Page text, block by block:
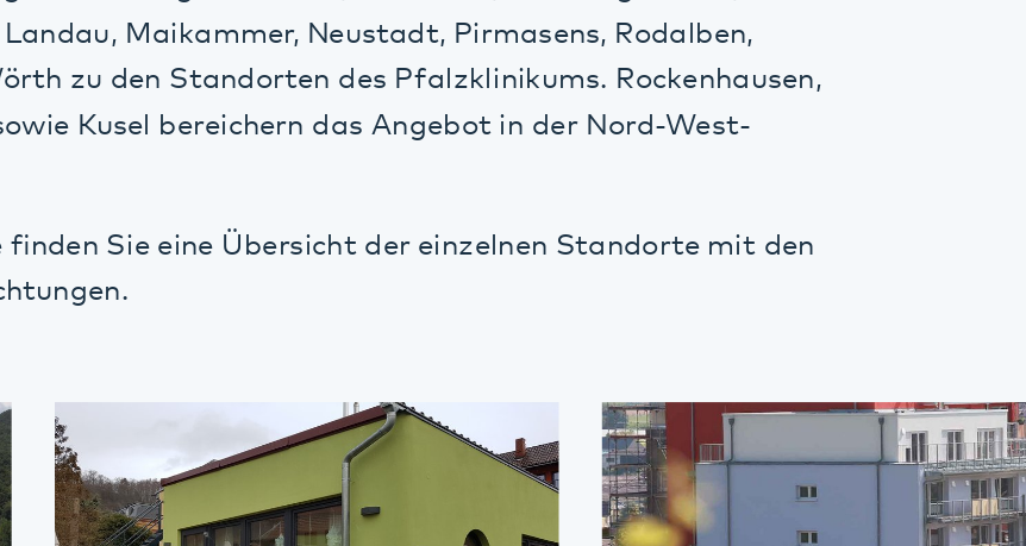
Kusel bereichern das Angebot in der Nord-West-
Sie eine Übersicht der einzelnen Standorte mit den